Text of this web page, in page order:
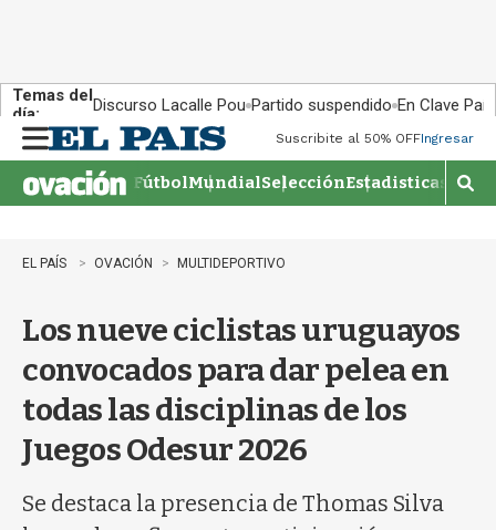
Temas del
día:
Discurso Lacalle Pou Partido suspendido En Clave País
n
u
Suscribite al 50% OFFIngresar
FútbolMundialSelecciónEstadisticas
M
o
EL PAÍS OVACIÓN MULTIDEPORTIVO
Los nueve ciclistas uruguayos
convocados para dar pelea en
todas las disciplinas de los
Juegos Odesur 2026
Se destaca la presencia de Thomas Silva